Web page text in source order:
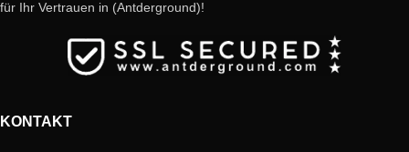
für Ihr Vertrauen in (Antderground)!
KONTAKT